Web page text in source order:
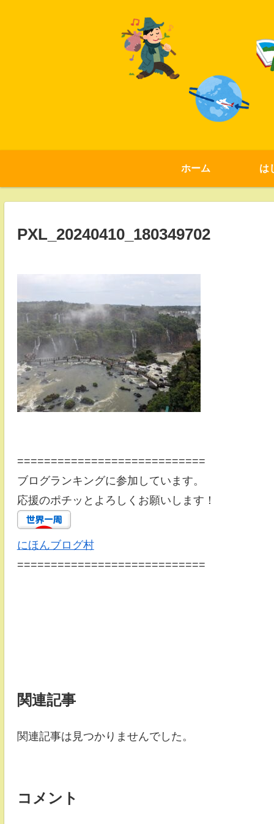
ホーム は
PXL_20240410_180349702
============================
ブログランキングに参加しています。
応援のポチッとよろしくお願いします！
にほんブログ村
============================
関連記事
関連記事は見つかりませんでした。
コメント